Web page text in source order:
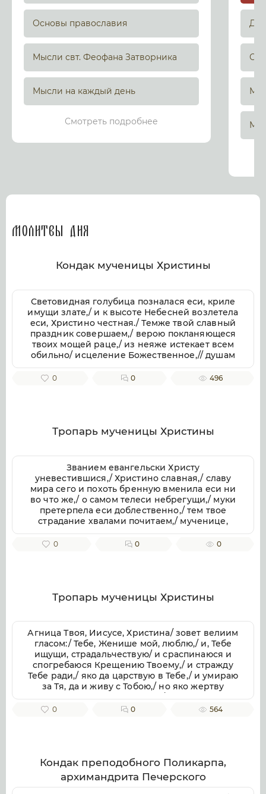
Основы православия
Мысли свт. Феофана Затворника
Мысли на каждый день
Смотреть подробнее
Молитвы дня
Кондак мученицы Христины
Световидная голубица позналася еси, криле
имущи злате,/ и к высоте Небесней возлетела
еси, Христино честная./ Темже твой славный
праздник совершаем,/ верою покланяющеся
твоих мощей раце,/ из неяже истекает всем
обильно/ исцеление Божественное,// душам
же и телом.
0 0 496
Тропарь мученицы Христины
Званием евангельски Христу
уневестившися,/ Христино славная,/ славу
мира сего и похоть бренную вменила еси ни
во что же,/ о самом телеси небрегущи,/ муки
претерпела еси доблественно,/ тем твое
страдание хвалами почитаем,/ мученице,
Христу тезоименитая.
0 0 0
Тропарь мученицы Христины
Агница Твоя, Иисусе, Христина/ зовет велиим
гласом:/ Тебе, Женише мой, люблю,/ и, Тебе
ищущи, страдальчествую/ и сраспинаюся и
спогребаюся Крещению Твоему,/ и стражду
Тебе ради,/ яко да царствую в Тебе,/ и умираю
за Тя, да и живу с Тобою,/ но яко жертву
непорочную приими мя,/ с любовию
пожершуюся Тебе.// Тоя молитвами, яко
0 0 564
Кондак преподобного Поликарпа,
архимандрита Печерского